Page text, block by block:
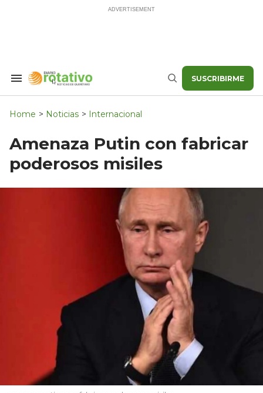
Search
Navigation
Buscar SUSCRIBIRME
Home > Noticias > Internacional
Amenaza Putin con fabricar
poderosos misiles